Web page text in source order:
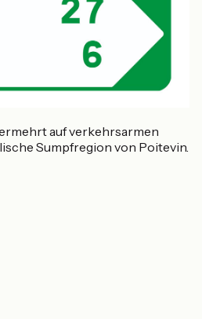
auf verkehrsarmen
Sumpfregion von Poitevin.